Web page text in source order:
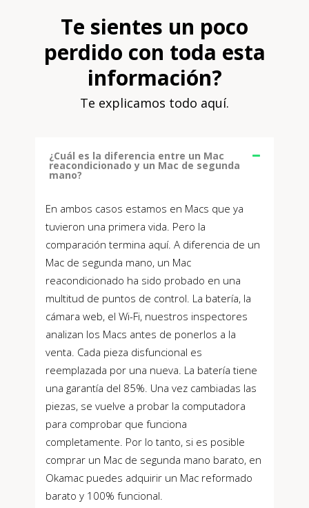
Te sientes un poco
perdido con toda esta
información?
Te explicamos todo aquí.
¿Cuál es la diferencia entre un Mac
reacondicionado y un Mac de segunda
mano?
En ambos casos estamos en Macs que ya
tuvieron una primera vida. Pero la
comparación termina aquí. A diferencia de un
Mac de segunda mano, un Mac
reacondicionado ha sido probado en una
multitud de puntos de control. La batería, la
cámara web, el Wi-Fi, nuestros inspectores
analizan los Macs antes de ponerlos a la
venta. Cada pieza disfuncional es
reemplazada por una nueva. La batería tiene
una garantía del 85%. Una vez cambiadas las
piezas, se vuelve a probar la computadora
para comprobar que funciona
completamente. Por lo tanto, si es posible
comprar un Mac de segunda mano barato, en
Okamac puedes adquirir un Mac reformado
barato y 100% funcional.